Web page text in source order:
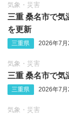
気象・災害
三重 桑名市で
を更新
三重県 2026年7
気象・災害
三重 桑名市で
三重県 2026年7
気象・災害